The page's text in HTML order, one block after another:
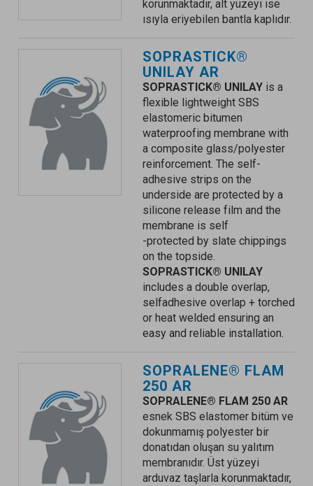
korunmaktadır, alt yüzeyi ise
ısıyla eriyebilen bantla kaplıdır.
SOPRASTICK®
UNILAY AR
SOPRASTICK® UNILAY is a
flexible lightweight SBS
elastomeric bitumen
waterproofing membrane with
a composite glass/polyester
reinforcement. The self-
adhesive strips on the
underside are protected by a
silicone release film and the
membrane is self
-protected by slate chippings
on the topside.
SOPRASTICK® UNILAY
includes a double overlap,
selfadhesive overlap + torched
or heat welded ensuring an
easy and reliable installation.
SOPRALENE® FLAM
250 AR
SOPRALENE® FLAM 250 AR
esnek SBS elastomer bitüm ve
dokunmamış polyester bir
donatıdan oluşan su yalıtım
membranıdır. Üst yüzeyi
arduvaz taşlarla korunmaktadır,